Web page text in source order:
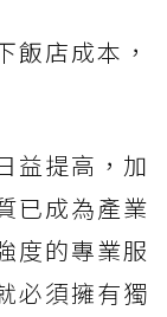
飯店成本，
益提高，加
已成為產業
度的專業服
必須擁有獨